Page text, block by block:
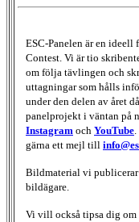
ESC-Panelen är en
Contest. Vi är tio
om följa tävlingen och
uttagningar som hålls
under den delen av året
panelprojekt i väntan på
Instagram och YouTube
gärna ett mejl till
Bildmaterial vi publicerar
bildägare.
Vi vill också tipsa dig om